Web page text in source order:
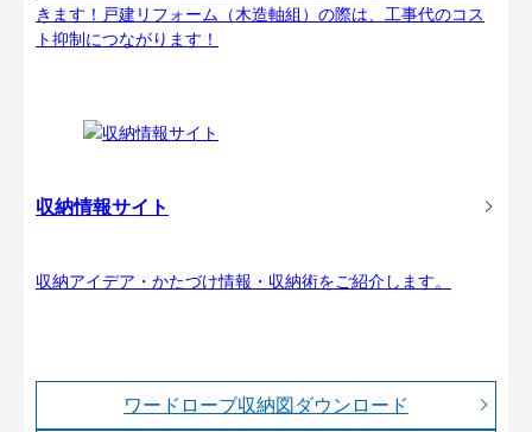
きます！戸建リフォーム（木造軸組）の際は、工事代のコス
ト抑制につながります！
収納情報サイト
収納アイデア・かたづけ情報・収納術をご紹介します。
ワードローブ収納図ダウンロード